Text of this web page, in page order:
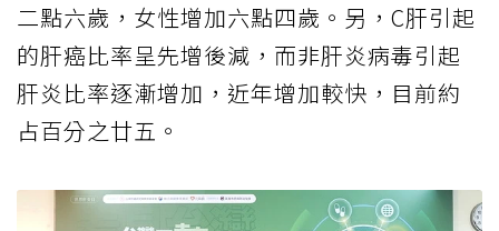
二點六歲，女性增加六點四歲。另，C肝引起
的肝癌比率呈先增後減，而非肝炎病毒引起
肝炎比率逐漸增加，近年增加較快，目前約
占百分之廿五。